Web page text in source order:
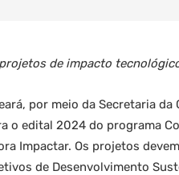
de impacto
por meio da Secretaria
o edital 2024 do programa
Impactar. Os projetos
de Desenvolvimento